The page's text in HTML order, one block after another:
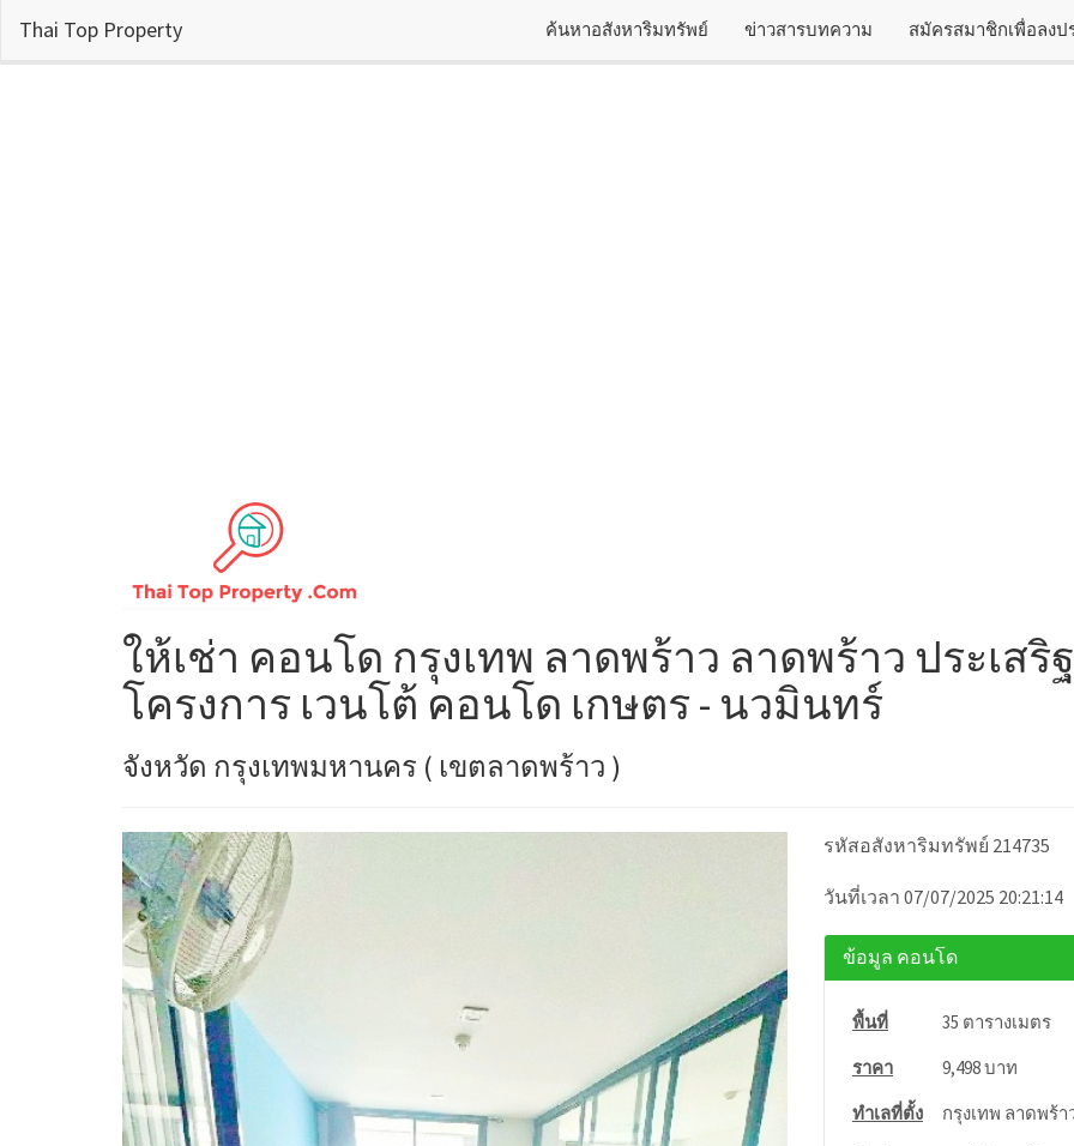
Thai Top Property ค้นหาอสังหาริมทรัพย์ ข่าวสารบทความ สมัครสมาชิกเพื่อลงป
ให้เช่า คอนโด กรุงเทพ ลาดพร้าว ลาดพร้าว ประเส
โครงการ เวนโต้ คอนโด เกษตร - นวมินทร์
จังหวัด กรุงเทพมหานคร ( เขตลาดพร้าว )
รหัสอสังหาริมทรัพย์ 214735
วันที่เวลา 07/07/2025 20:21:14
ข้อมูล คอนโด
พื้นที่
35 ตารางเมตร
ราคา
9,498 บาท
ทำเลที่ตั้ง
กรุงเทพ ลาดพร้